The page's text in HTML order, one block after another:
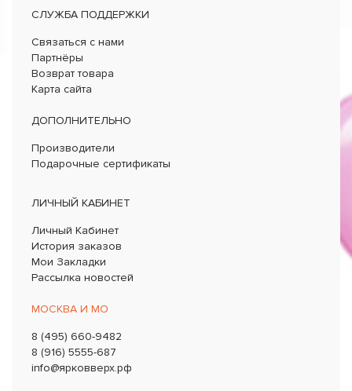
СЛУЖБА ПОДДЕРЖКИ
Связаться с нами
Партнёры
Возврат товара
Карта сайта
ДОПОЛНИТЕЛЬНО
Производители
Подарочные сертификаты
ЛИЧНЫЙ КАБИНЕТ
Личный Кабинет
История заказов
Мои Закладки
Рассылка новостей
МОСКВА И МО
8 (495) 660-9482
8 (916) 5555-687
info@ярковверх.рф